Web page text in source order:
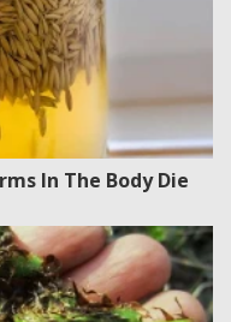
In The Body Die